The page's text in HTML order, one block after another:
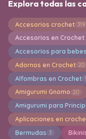
Explora todas las
Accesorios crochet 319
Accesorios en
Accesorios para bebes
Adornos en Crochet 20
Alfombras en Crochet
Amigurumi Gnomo 20
Amigurumi para
Aplicaciones en
Bermudas 3